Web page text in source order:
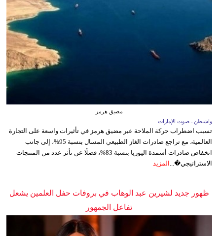
مضيق هرمز
واشنطن ـ صوت الإمارات
تسبب اضطراب حركة الملاحة عبر مضيق هرمز في تأثيرات واسعة على التجارة
العالمية، مع تراجع صادرات الغاز الطبيعي المسال بنسبة 95%، إلى جانب
انخفاض صادرات أسمدة اليوريا بنسبة 83%، فضلًا عن تأثر عدد من المنتجات
الاستراتيجي�... المزيد
ظهور جديد لشيرين عبد الوهاب في بروفات حفل العلمين يشعل
تفاعل الجمهور